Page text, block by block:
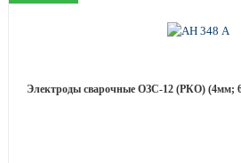
Электроды сварочные ОЗС-12 (РКО) (4мм;